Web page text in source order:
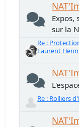
Expos,
sur la
Re :
Laurent
Re : Rolliers